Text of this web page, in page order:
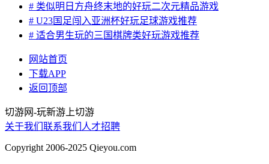
# 类似明日方舟终末地的好玩二次元精品游戏
# U23国足闯入亚洲杯好玩足球游戏推荐
# 适合男生玩的三国棋牌类好玩游戏推荐
网站首页
下载APP
返回顶部
切游网-玩新游上切游
关于我们 联系我们 人才招聘
Copyright 2006-2025 Qieyou.com